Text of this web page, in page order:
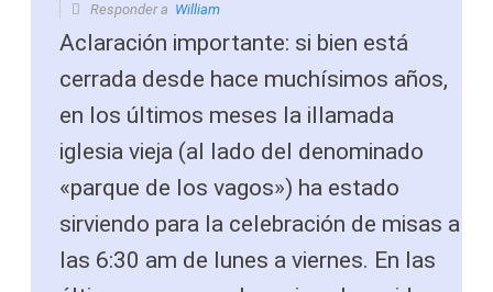
Responder a William
Aclaración importante: si bien está
cerrada desde hace muchísimos años,
en los últimos meses la illamada
iglesia vieja (al lado del denominado
«parque de los vagos») ha estado
sirviendo para la celebración de misas a
las 6:30 am de lunes a viernes. En las